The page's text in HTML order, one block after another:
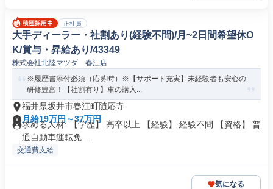
正社員
大手ディーラー・社割あり(経験不問)/月~2日間希望休O
K/賞与・昇給あり/43349
株式会社北陸マツダ 春江店
※履歴書添付必須（応募時）※【サポート充実】未経験者も安心の
研修豊富！【社割有り】車の購入...
福井県坂井市春江町随応寺
月給19万円～37万円
求める人材: 【学歴】 高卒以上 【経験】 経験不問 【資格】 普
通自動車運転免...
交通費支給
気になる